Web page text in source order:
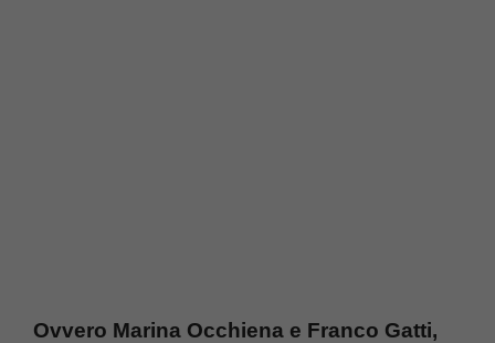
Ovvero Marina Occhiena e Franco Gatti,